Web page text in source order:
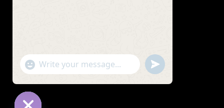
"+chaty_settings.lang.emoji_picker+"
WhatsApp
Message
undefined